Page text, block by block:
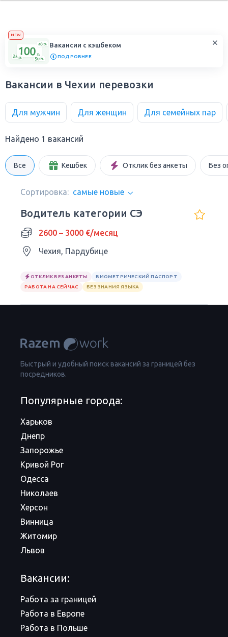
NEW
Вакансии с кэшбеком
ПОДРОБНЕЕ
Вакансии в Чехии перевозки
Для мужчин Для женщин Для семейных пар
Найдено 1 вакансий
Все Кешбек Отклик без анкеты Без
Сортировка: самые новые
Водитель категории СЭ
2600 – 3000 €/месяц
Чехия, Пардубице
ОТКЛИК БЕЗ АНКЕТЫ
БИОМЕТРИЧЕСКИЙ ПАСПОРТ
РАБОТА НА СЕЙЧАС
БЕЗ ЗНАНИЯ ЯЗЫКА
Быстрый и удобный поиск вакансий за границей без
посредников.
Популярные города:
Харьков
Днепр
Запорожье
Кривой Рог
Одесса
Николаев
Херсон
Винница
Житомир
Львов
Вакансии:
Работа за границей
Работа в Европе
Работа в Польше